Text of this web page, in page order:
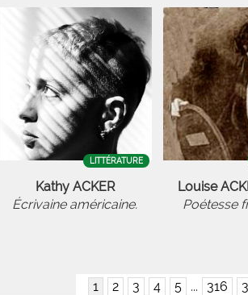
LITTÉRATURE
Kathy ACKER
Écrivaine américaine.
Louise
Poétesse
1 2 3 4 5 ... 316